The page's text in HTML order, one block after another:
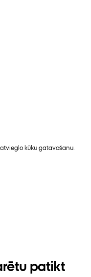
kūku gatavošanu.
patikt